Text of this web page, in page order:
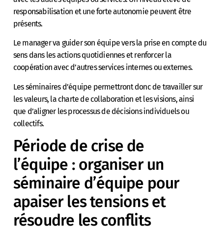
responsabilisation et une forte autonomie peuvent être
présents.
Le manager va guider son équipe vers la prise en compte du
sens dans les actions quotidiennes et renforcer la
coopération avec d’autres services internes ou externes.
Les séminaires d’équipe permettront donc de travailler sur
les valeurs, la charte de collaboration et les visions, ainsi
que d’aligner les processus de décisions individuels ou
collectifs.
Période de crise de
l’équipe : organiser un
séminaire d’équipe pour
apaiser les tensions et
résoudre les conflits